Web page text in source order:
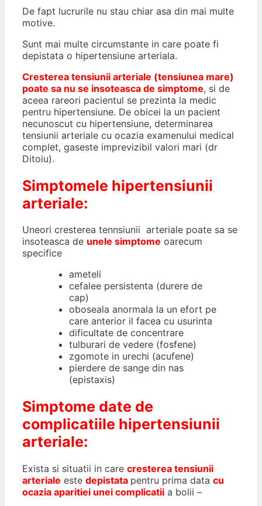
De fapt lucrurile nu stau chiar asa din mai multe
motive.
Sunt mai multe circumstante in care poate fi
depistata o hipertensiune arteriala.
Cresterea tensiunii arteriale (tensiunea mare)
poate sa nu se insoteasca de simptome, si de
aceea rareori pacientul se prezinta la medic
pentru hipertensiune. De obicei la un pacient
necunoscut cu hipertensiune, determinarea
tensiunii arteriale cu ocazia examenului medical
complet, gaseste imprevizibil valori mari (dr
Ditoiu).
Simptomele hipertensiunii
arteriale:
Uneori cresterea tennsiunii arteriale poate sa se
insoteasca de unele simptome oarecum
specifice
ameteli
cefalee persistenta (durere de
cap)
oboseala anormala la un efort pe
care anterior il facea cu usurinta
dificultate de concentrare
tulburari de vedere (fosfene)
zgomote in urechi (acufene)
pierdere de sange din nas
(epistaxis)
Simptome date de
complicatiile hipertensiunii
arteriale:
Exista si situatii in care cresterea tensiunii
arteriale este depistata pentru prima data cu
ocazia aparitiei unei complicatii a bolii –